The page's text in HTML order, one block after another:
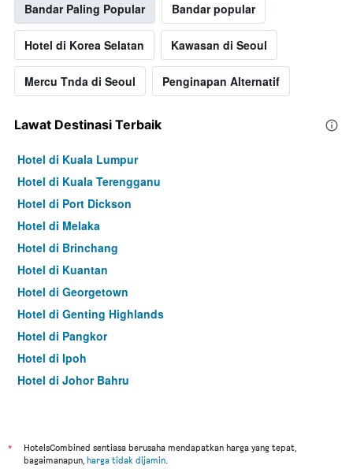
Bandar Paling Popular Bandar popular
Hotel di Korea Selatan Kawasan di Seoul
Mercu Tnda di Seoul Penginapan Alternatif
Lawat Destinasi Terbaik
Hotel di Kuala Lumpur
Hotel di Kuala Terengganu
Hotel di Port Dickson
Hotel di Melaka
Hotel di Brinchang
Hotel di Kuantan
Hotel di Georgetown
Hotel di Genting Highlands
Hotel di Pangkor
Hotel di Ipoh
Hotel di Johor Bahru
Hotel di Kuching
*
HotelsCombined sentiasa berusaha mendapatkan harga yang tepat,
bagaimanapun, harga tidak dijamin.